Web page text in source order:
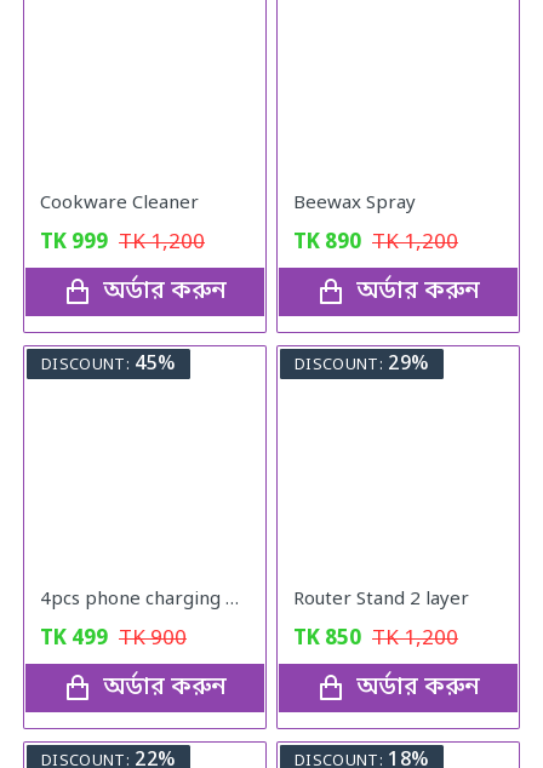
Cookware Cleaner
TK 999 TK1,200
অর্ডার করুন
Beewax Spray
TK 890 TK1,200
অর্ডার করুন
DISCOUNT: 45%
4pcs phone charging bracket wall mounted holder
TK 499 TK900
অর্ডার করুন
DISCOUNT: 29%
Router Stand 2 layer
TK 850 TK1,200
অর্ডার করুন
DISCOUNT: 22% DISCOUNT: 18%